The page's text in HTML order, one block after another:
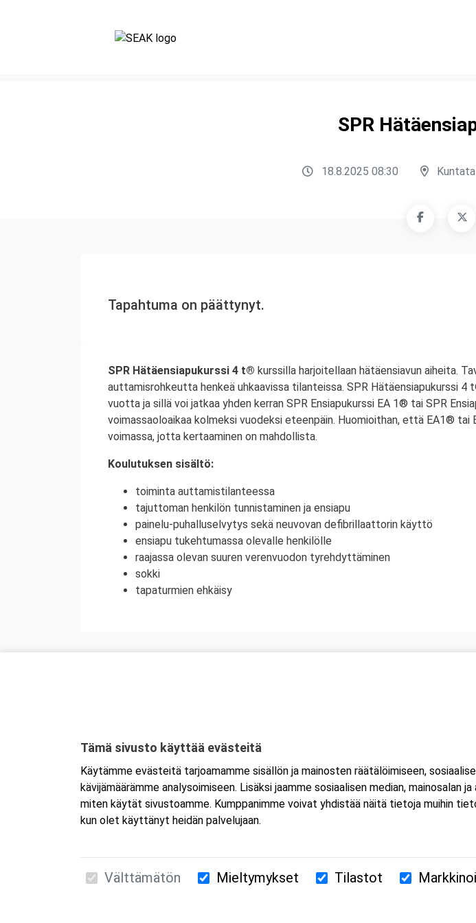
SPR
18.8.2025 08:30
Tapahtuma on päättynyt.
SPR Hätäensiapukurssi 4 t® kurssilla harjoitellaan hätäensiavun aiheita.
auttamisrohkeutta henkeä uhkaavissa tilanteissa. SPR Hätäensiapukurssi
vuotta ja sillä voi jatkaa yhden kerran SPR Ensiapukurssi EA 1® tai SPR
voimassaoloaikaa kolmeksi vuodeksi eteenpäin. Huomioithan, että EA1®
voimassa, jotta kertaaminen on mahdollista.
Koulutuksen sisältö:
toiminta auttamistilanteessa
tajuttoman henkilön tunnistaminen ja ensiapu
painelu-puhalluselvytys sekä neuvovan defibrillaattorin käyttö
ensiapu tukehtumassa olevalle henkilölle
raajassa olevan suuren verenvuodon tyrehdyttäminen
sokki
tapaturmien ehkäisy
Suomen Ensiapukoulutus Oy / Valimotie 21 / 00380 Helsinki
Tämä sivusto käyttää evästeitä
Käytämme evästeitä tarjoamamme sisällön ja mainosten räätälöimiseen,
kävijämäärämme analysoimiseen. Lisäksi jaamme sosiaalisen median, mainosalan
miten käytät sivustoamme. Kumppanimme voivat yhdistää näitä tietoja muihin
kun olet käyttänyt heidän palvelujaan.
Välttämätön Mieltymykset Tilastot